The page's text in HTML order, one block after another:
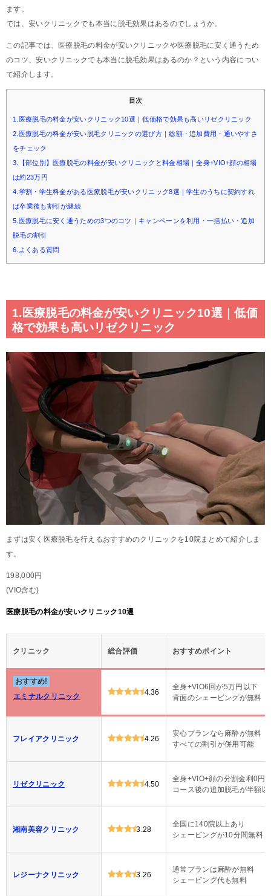
ます。
では、安いクリニックでも本当に脱毛効果はあるのでしょうか。
この記事では、医療脱毛の料金が安いクリニックや医療脱毛に安く通うため
のコツ、安いクリニックでも本当に脱毛効果はあるのか？という内容につい
て紹介します。
目次
1.医療脱毛の料金が安いクリニック10選｜低価格で効果も高いリゼクリニック
2.医療脱毛の料金が安い脱毛クリニックの選び方｜総額・追加費用・通いやすさ
をチェック
3.【部位別】医療脱毛の料金が安いクリニックと料金相場｜全身+VIO+顔の相場
は約23万円
4.学割・学生料金がある医療脱毛が安いクリニック8選｜学生のうちに契約すれ
ば卒業後も割引が継続
5.医療脱毛に安く通うための3つのコツ｜キャンペーンを利用・一括払い・追加
脱毛の割引
6.よくある質問
1.医療脱毛の料金が安いクリニック10選｜低価
格で効果も高いリゼクリニック
まずは安く医療脱毛を行えるおすすめのクリニックを10院まとめて紹介しま
す。
198,000円
(VIO含む)
医療脱毛の料金が安いクリニック10選
クリニック 総合評価 おすすめポイント
おすすめ!
エミナルクリニック
4.36
全身+VIO6回が5万円以下
背面のシェービングが無料
フレイアクリニック 4.26
安心プランなら麻酔が無料
すべての割引が併用可能
リゼクリニック 4.50
全身+VIO+顔の分割金利0円
コース後の追加脱毛が半額以
湘南美容クリニック 3.28
全国に140院以上あり
シェービングが10分間無料
レジーナクリニック 3.26
通常プランは麻酔が無料
シェービング代も無料